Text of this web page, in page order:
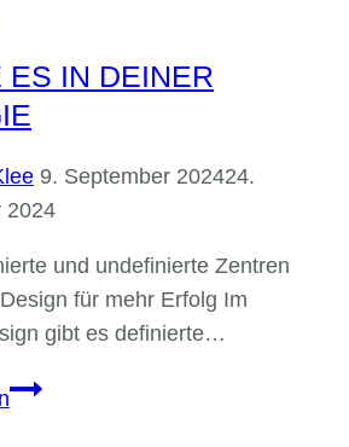
zu
leben
ES IN DEINER
9. September 202424.
2024
und undefinierte Zentren
für mehr Erfolg Im
gibt es definierte…
Spiele